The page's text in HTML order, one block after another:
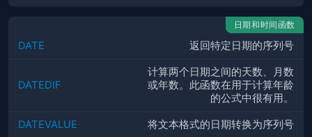
日期和时间函数
DATE 返回特定日期的序列号
DATEDIF
计算两个日期之间的天数、月数
或年数。此函数在用于计算年龄
的公式中很有用。
DATEVALUE 将文本格式的日期转换为序列号